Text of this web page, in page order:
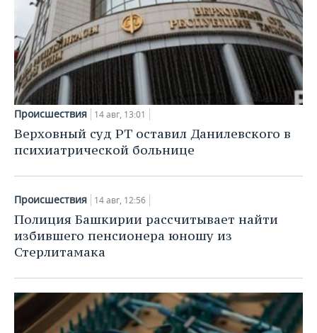
Происшествия 14 авг, 13:01
Верховный суд РТ оставил Данилевского в
психиатрической больнице
Происшествия 14 авг, 12:56
Полиция Башкирии рассчитывает найти
избившего пенсионера юношу из
Стерлитамака